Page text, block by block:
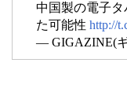
中国製の電子
た可能性 http://
— GIGAZINE(ギ